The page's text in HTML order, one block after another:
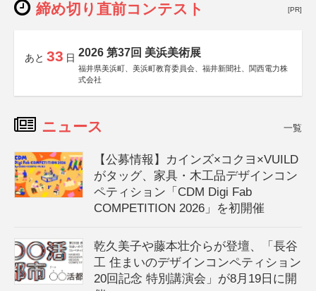
締め切り直前コンテスト [PR]
あと 33 日 2026 第37回 美浜美術展
福井県美浜町、美浜町教育委員会、福井新聞社、関西電力株
式会社
ニュース 一覧
【公募情報】カインズ×コクヨ×VUILD
がタッグ、家具・木工品デザインコン
ペティション「CDM Digi Fab
COMPETITION 2026」を初開催
乾久美子や藤本壮介らが登壇、「長谷
工 住まいのデザインコンペティション
20回記念 特別講演会」が8月19日に開